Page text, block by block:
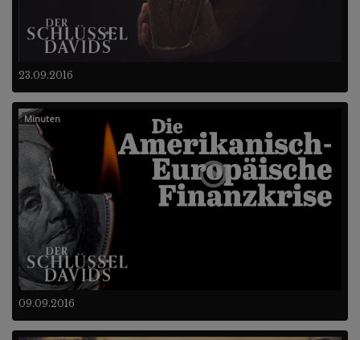
23.09.2016
09.09.2016
Minuten